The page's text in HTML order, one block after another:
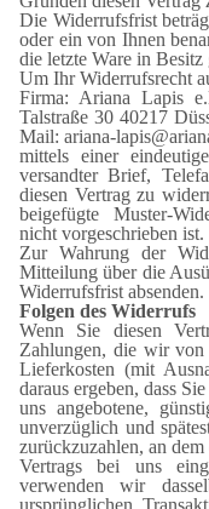
Die Widerrufsfrist
oder ein von Ihnen
die letzte Ware in Besitz
Um Ihr Widerrufsrecht
Firma: Ariana Lapis
Talstraße 30 40217
Mail: ariana-
mittels einer
versandter Brief,
diesen Vertrag zu
beigefügte Muster-
nicht vorgeschrieben ist.
Zur Wahrung der
Mitteilung über die
Widerrufsfrist absenden.
Folgen des Widerrufs
Wenn Sie diesen
Zahlungen, die wir von
Lieferkosten (mit
daraus ergeben, dass
uns angebotene,
unverzüglich und
zurückzuzahlen, an
Vertrags bei uns
verwenden wir
ursprünglichen